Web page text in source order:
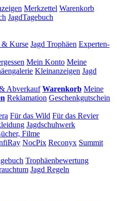
Merkzettel Warenkorb
JagdTagebuch
& Kurse Jagd Trophäen Experten-
Mein Konto Meine
Kleinanzeigen Jagd
Abverkauf Warenkorb Meine
Reklamation Geschenkgutschein
Für das Wild Für das Revier
Jagdschuhwerk
Filme
NocPix Reconyx Summit
Trophäenbewertung
Jagd Regeln